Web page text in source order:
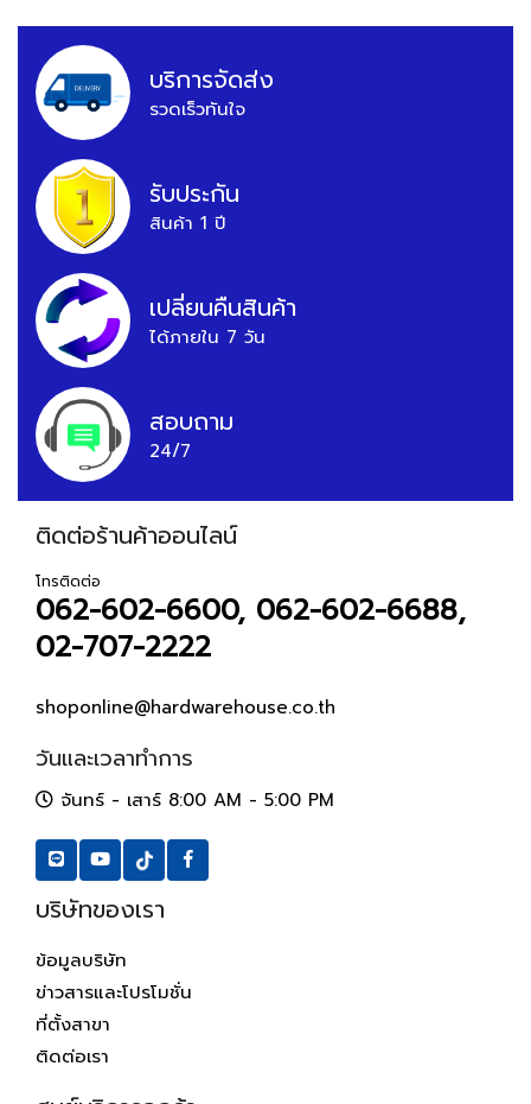
บริการจัดส่ง
รวดเร็วทันใจ
รับประกัน
สินค้า 1 ปี
เปลี่ยนคืนสินค้า
ได้ภายใน 7 วัน
สอบถาม
24/7
ติดต่อร้านค้าออนไลน์
โทรติดต่อ
062-602-6600, 062-602-6688,
02-707-2222
shoponline@hardwarehouse.co.th
วันและเวลาทำการ
จันทร์ - เสาร์ 8:00 AM - 5:00 PM
บริษัทของเรา
ข้อมูลบริษัท
ข่าวสารและโปรโมชั่น
ที่ตั้งสาขา
ติดต่อเรา